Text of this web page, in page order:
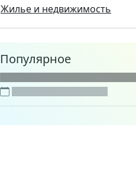
Жилье и недвижимость
Популярное